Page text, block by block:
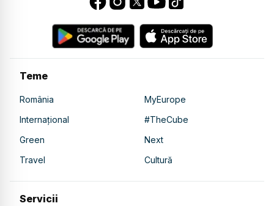
Teme
România
MyEurope
Internațional
#TheCube
Green
Next
Travel
Cultură
Servicii